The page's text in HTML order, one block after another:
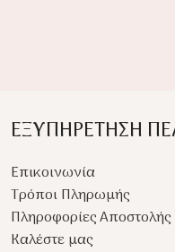
ΕΞΥΠΗΡΕΤΗΣΗ
Επικοινωνία
Τρόποι Πληρωμής
Πληροφορίες Αποστολής
Καλέστε μας